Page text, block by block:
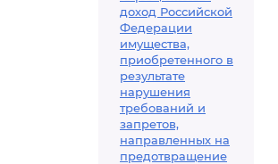
доход Российской
Федерации
имущества,
приобретенного в
результате
нарушения
требований и
запретов,
направленных на
предотвращение